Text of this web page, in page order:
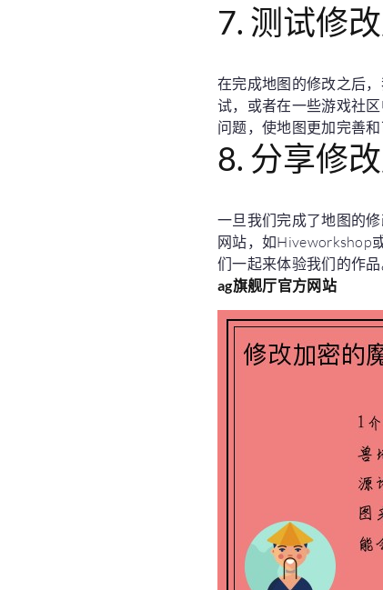
7. 测试修
在完成地图的修改之后
试，或者在一些游戏社
问题，使地图更加完善和
8. 分享修
一旦我们完成了地图的
网站，如Hiveworkshop
们一起来体验我们的作品
ag旗舰厅官方网站